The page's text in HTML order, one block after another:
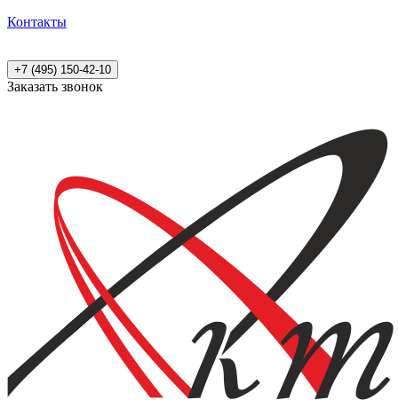
Контакты
+7 (495) 150-42-10
Заказать звонок